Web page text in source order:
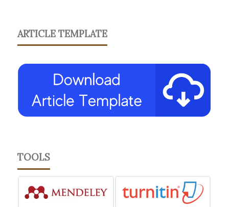
ARTICLE TEMPLATE
TOOLS